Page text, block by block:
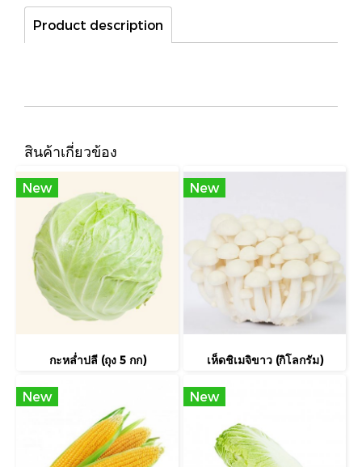
Product description
สินค้าเกี่ยวข้อง
New
กะหล่ำปลี (ถุง 5 กก)
New
เห็ดชิเมจิขาว (กิโลกรัม)
New New